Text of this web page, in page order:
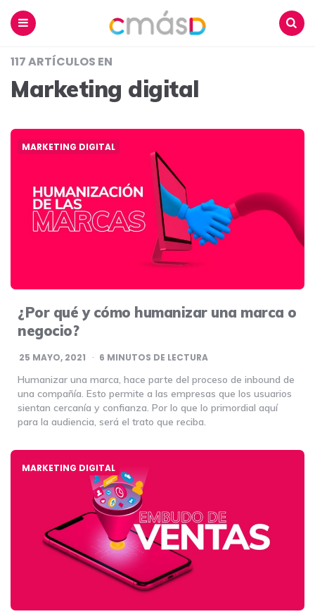
117 ARTÍCULOS EN
Marketing digital
MARKETING DIGITAL
¿Por qué y cómo humanizar una marca o
negocio?
25 MAYO, 2021 6 MINUTOS DE LECTURA
Humanizar una marca, hace parte del proceso de inbound de
una compañía. Esto permite a las empresas que los usuarios
sientan cercanía y confianza. Por lo que lo primordial aquí
para la audiencia, será el trato que reciba.
MARKETING DIGITAL